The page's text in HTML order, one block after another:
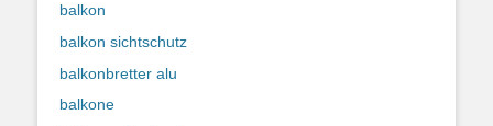
balkon
balkon sichtschutz
balkonbretter alu
balkone